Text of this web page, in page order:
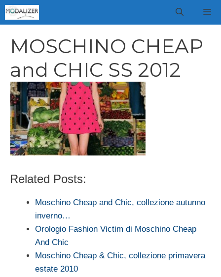
Vai
al
MOSCHINO CHEAP
and CHIC SS 2012
Related Posts:
Moschino Cheap and Chic, collezione autunno
inverno…
Orologio Fashion Victim di Moschino Cheap
And Chic
Moschino Cheap & Chic, collezione primavera
estate 2010